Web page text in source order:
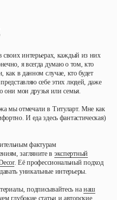
своих интерьерах, каждый из них
я всегда думаю о том, кто
как в данном случае, кто будет
себе этих людей, даже
они мои друзья или семья.
мы отмечали в Титуларт. Мне как
И еда здесь фантастическая)
фактурам
загляните в экспертный
. Её профессиональный подход
уникальные интерьеры.
подписывайтесь на наш
глубокие статьи и авторские